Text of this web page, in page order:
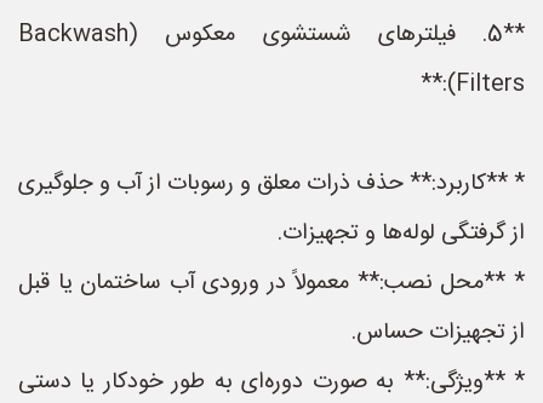
**5. فیلترهای شستشوی معکوس (Backwash
Filters):**
* **کاربرد:** حذف ذرات معلق و رسوبات از آب و جلوگیری
از گرفتگی لوله‌ها و تجهیزات.
* **محل نصب:** معمولاً در ورودی آب ساختمان یا قبل
از تجهیزات حساس.
* **ویژگی:** به صورت دوره‌ای به طور خودکار یا دستی